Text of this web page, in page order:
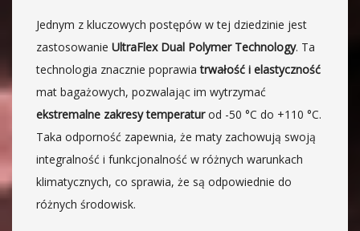
Jednym z kluczowych postępów w tej dziedzinie jest
zastosowanie UltraFlex Dual Polymer Technology. Ta
technologia znacznie poprawiatrwałość i elastyczność
mat bagażowych, pozwalając im wytrzymać
ekstremalne zakresy temperaturod -50 °C do +110 °C.
Taka odporność zapewnia, że maty zachowują swoją
integralność i funkcjonalność w różnych warunkach
klimatycznych, co sprawia, że są odpowiednie do
różnych środowisk.